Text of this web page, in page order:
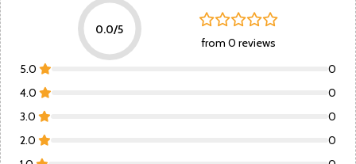
0.0/5
from 0 reviews
5.0
0
4.0
0
3.0
0
2.0
0